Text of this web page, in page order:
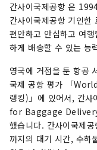
간사이국제공항 은
간사이국제공항 기인한
편안하고 안심하고 여
하게 배송할 수 있는 능
영국에 거점을 둔 항공
국제 공항 평가 「
랭킹)」에 있어서, 간
for Baggage Delivery
했습니다. 간사이국제
까지의 대기 시간, 수하